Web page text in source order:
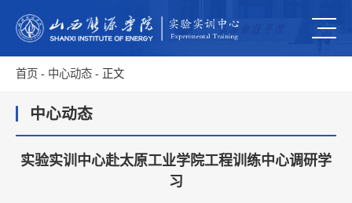
首页 - 中心动态 - 正文
中心动态
实验实训中心赴太原工业学院工程训练中心调研学
习